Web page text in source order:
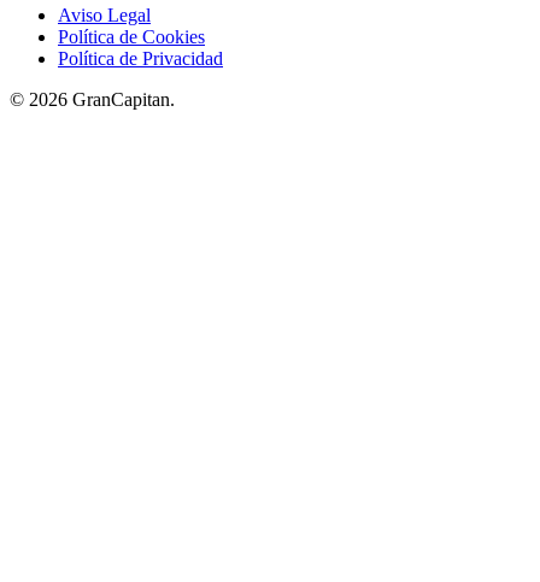
Aviso Legal
Política de Cookies
Política de Privacidad
© 2026 GranCapitan.